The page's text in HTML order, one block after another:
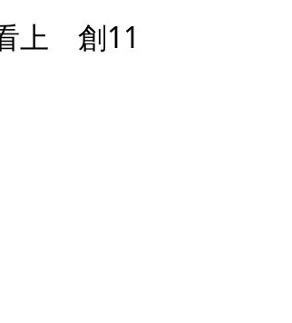
上 創11